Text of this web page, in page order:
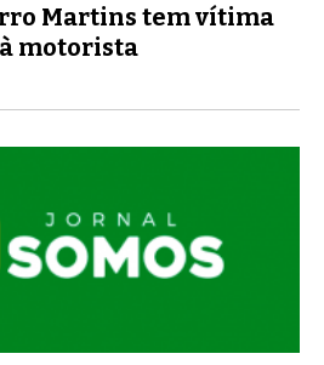
Martins tem vítima
motorista